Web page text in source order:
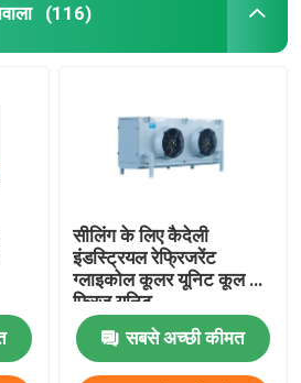
(116)
सीलिंग के लिए कैदेली
इंडस्ट्रियल रेफ्रिजरेंट
ग्लाइकोल कूलर यूनिट कूल रूम
फ्रिज यूनिट
सबसे अच्छी कीमत